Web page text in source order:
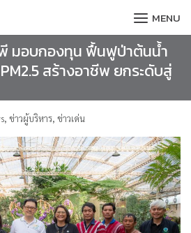
MENU
พี มอบกองทุน ฟื้นฟูป่าต้นน้ำ
สร้างอาชีพ ยกระดับสู่
, ข่าวผู้บริหาร, ข่าวเด่น